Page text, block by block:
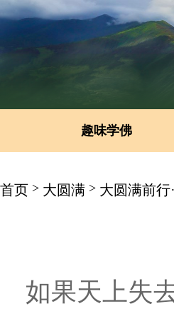
趣味学佛
首页 > 大圆满 > 大圆满前行
如果天上失